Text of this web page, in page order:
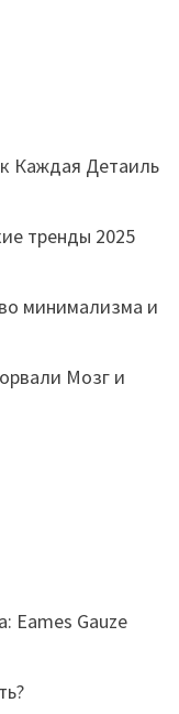
Каждая Детаиль
тренды 2025
минимализма и
Мозг и
Eames Gauze